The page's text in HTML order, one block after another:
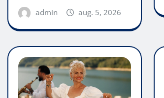
admin aug. 5, 2026